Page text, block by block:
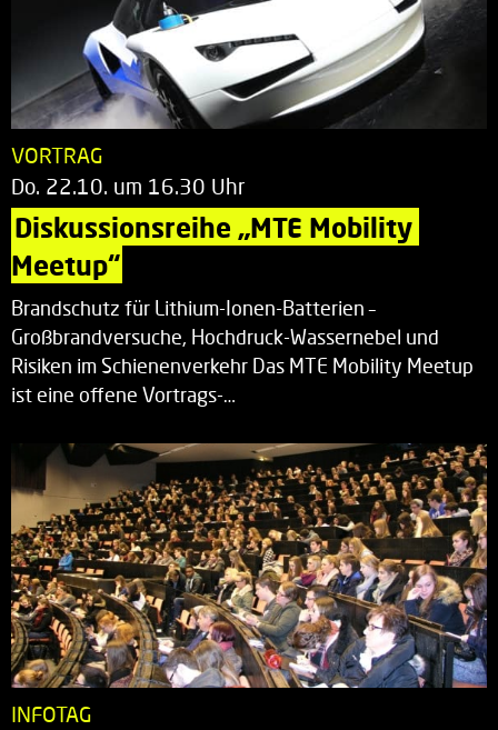
VORTRAG
Do. 22.10. um 16.30 Uhr
Diskussionsreihe „MTE Mobility
Meetup“
Brandschutz für Lithium-Ionen-Batterien –
Großbrandversuche, Hochdruck-Wassernebel und
Risiken im Schienenverkehr Das MTE Mobility Meetup
ist eine offene Vortrags-…
INFOTAG